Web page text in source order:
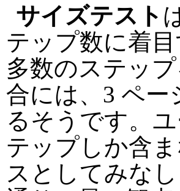
サイズテスト
テップ数に着
多数のステッ
合には、3 ペー
るそうです。
テップしか含
スとしてみな